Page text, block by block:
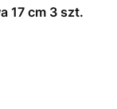
17 cm 3 szt.